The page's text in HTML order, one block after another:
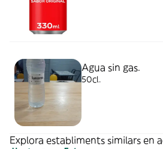
Agua sin gas.
50cl.
Explora establiments similars en